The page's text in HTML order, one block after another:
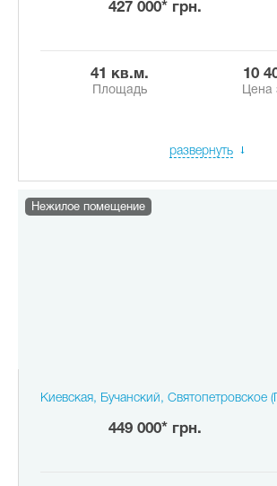
427 000* грн.
41 кв.м.
Площадь
10
Цена
развернуть
Нежилое помещение
Киевская, Бучанский, Святопетровское
449 000* грн.